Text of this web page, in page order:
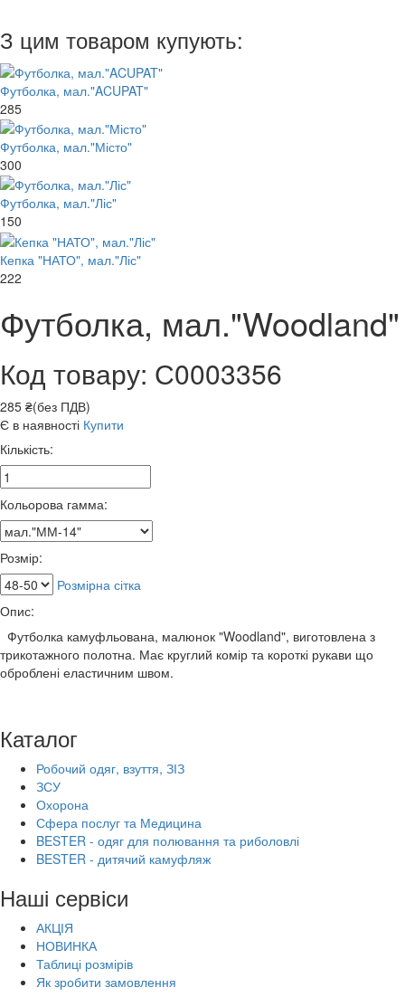
З цим товаром купують:
Футболка, мал."ACUPAT"
285
Футболка, мал."Місто"
300
Футболка, мал."Ліс"
150
Кепка "НАТО", мал."Ліс"
222
Футболка, мал."Woodland"
Код товару: С0003356
285 ₴(без ПДВ)
Є в наявності Купити
Кількість:
Кольорова гамма:
Розмір:
Розмірна сітка
Опис:
Футболка камуфльована, малюнок "Woodland", виготовлена з
трикотажного полотна. Має круглий комір та короткі рукави що
оброблені еластичним швом.
Каталог
Робочий одяг, взуття, ЗІЗ
ЗСУ
Охорона
Сфера послуг та Медицина
BESTER - одяг для полювання та риболовлі
BESTER - дитячий камуфляж
Наші сервіси
АКЦІЯ
НОВИНКА
Таблиці розмірів
Як зробити замовлення